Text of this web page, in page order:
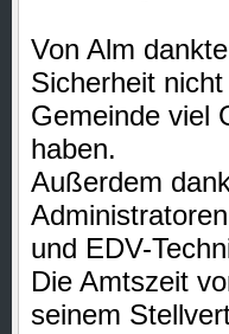
Von Alm
Sicherheit
Gemeinde viel
haben.
Außerdem
und EDV-
Die Amtszeit
seinem